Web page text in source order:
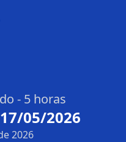
- 5 horas
05/2026
2026